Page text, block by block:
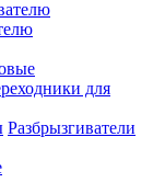
для
Разбрызгиватели